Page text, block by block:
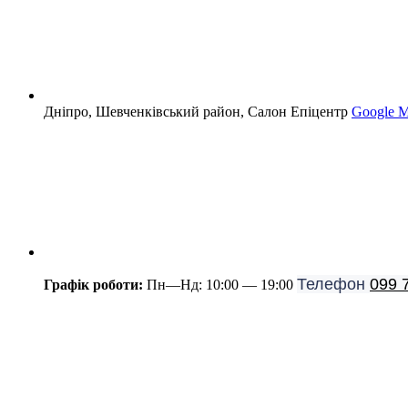
Дніпро, Шевченківський район, Салон Епіцентр Google
Графік роботи: Пн—Нд: 10:00 — 19:00 Телефон 099